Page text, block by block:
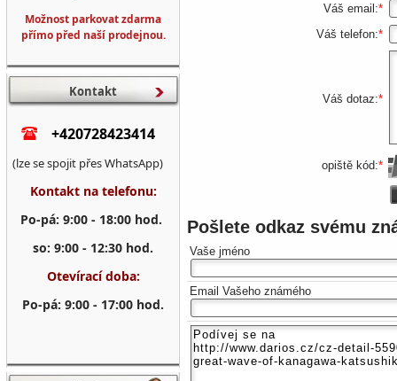
Váš email:*
Váš telefon:*
Váš dotaz:*
opiště kód:*
Pošlete odkaz svému
Vaše jméno
Email Vašeho známého
Možnost parkovat zdarma
přímo před naší prodejnou.
Kontakt
+420728423414
(lze se spojit přes WhatsApp)
Kontakt na telefonu:
Po-pá: 9:00 - 18:00 hod.
so: 9:00 - 12:30 hod.
Otevírací doba:
Po-pá: 9:00 - 17:00 hod.